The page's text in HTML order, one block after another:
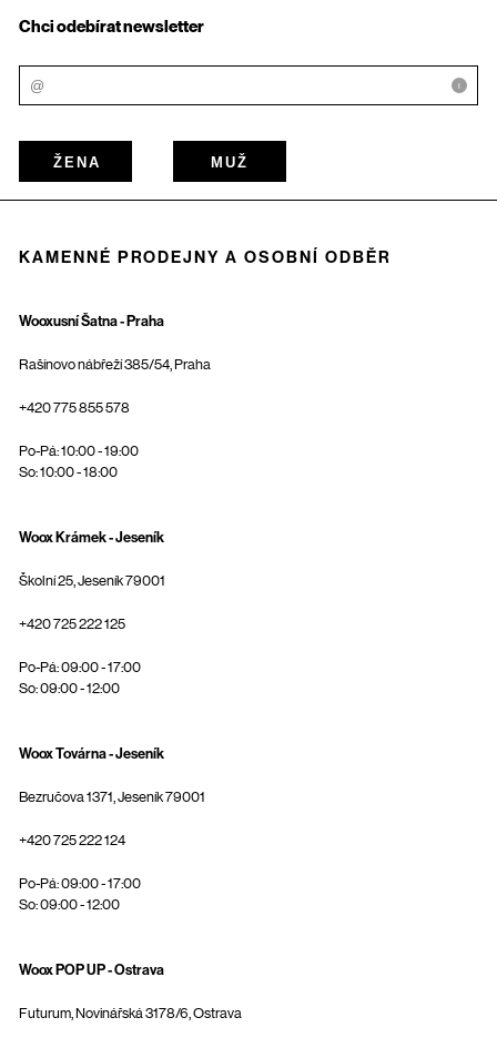
Chci odebírat newsletter
i
ŽENA MUŽ
KAMENNÉ PRODEJNY A OSOBNÍ ODBĚR
Wooxusní Šatna - Praha
Rašínovo nábřeží 385/54, Praha
+420 775 855 578
Po-Pá: 10:00 - 19:00
So: 10:00 - 18:00
Woox Krámek - Jeseník
Školní 25, Jeseník 79001
+420 725 222 125
Po-Pá: 09:00 - 17:00
So: 09:00 - 12:00
Woox Továrna - Jeseník
Bezručova 1371, Jeseník 79001
+420 725 222 124
Po-Pá: 09:00 - 17:00
So: 09:00 - 12:00
Woox POP UP - Ostrava
Futurum, Novinářská 3178/6, Ostrava